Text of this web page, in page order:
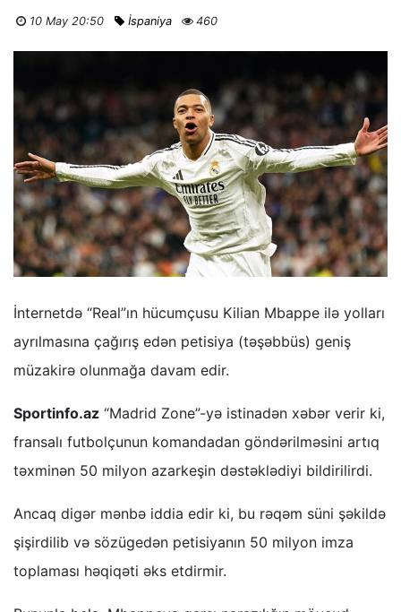
10 May 20:50 İspaniya 460
İnternetdə “Real”ın hücumçusu Kilian Mbappe ilə yolları
ayrılmasına çağırış edən petisiya (təşəbbüs) geniş
müzakirə olunmağa davam edir.
Sportinfo.az “Madrid Zone”-yə istinadən xəbər verir ki,
fransalı futbolçunun komandadan göndərilməsini artıq
təxminən 50 milyon azarkeşin dəstəklədiyi bildirilirdi.
Ancaq digər mənbə iddia edir ki, bu rəqəm süni şəkildə
şişirdilib və sözügedən petisiyanın 50 milyon imza
toplaması həqiqəti əks etdirmir.